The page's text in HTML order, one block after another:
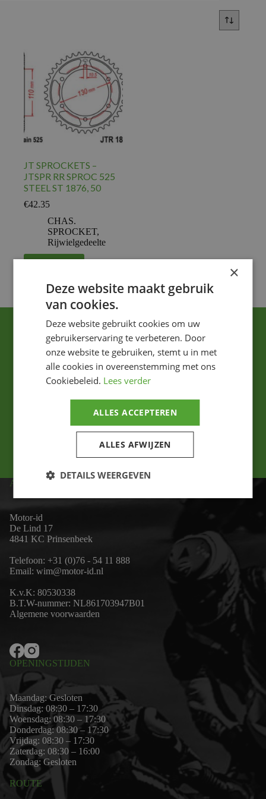
JT SPROCKETS –
JTSPR RR SPROC 525
STEEL ST 1876, 50
€42.35
CHAS.
SPROCKET,
Rijwielgedeelte
ADRES
Motor-id
De Lind 17
4841 KC Prinsenbeek
Telefoon: +31 (0)76 - 54 11 888
Email: wim@motor-id.nl
K.v.K: 80530338
B.T.W-nummer: NL861703947B01
Algemene voorwaarden
OPENINGSTIJDEN
Maandag: Gesloten
Dinsdag: 08:30 – 17:30
Woensdag: 08:30 – 17:30
Donderdag: 08:30 – 17:30
Vrijdag: 08:30 – 17:30
Zaterdag: 08:30 – 16:00
Zondag: Gesloten
ROUTE
×
Deze website maakt gebruik
van cookies.
Deze website gebruikt cookies om uw
gebruikerservaring te verbeteren. Door
onze website te gebruiken, stemt u in met
alle cookies in overeenstemming met ons
Cookiebeleid. Lees verder
ALLES ACCEPTEREN
ALLES AFWIJZEN
DETAILS WEERGEVEN